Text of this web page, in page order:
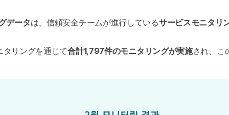
データは、信頼安全チームが進行しているサービスモニタリ
タリングを通じて合計1,797件のモニタリングが実施され、こ